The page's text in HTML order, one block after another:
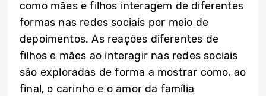
como mães e filhos interagem de diferentes
formas nas redes sociais por meio de
depoimentos. As reações diferentes de
filhos e mães ao interagir nas redes sociais
são exploradas de forma a mostrar como, ao
final, o carinho e o amor da família